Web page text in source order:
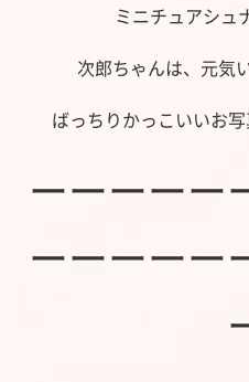
ミニチュアシュ
次郎ちゃんは、元気
ばっちりかっこいいお
ーーーーー
ーーーーー